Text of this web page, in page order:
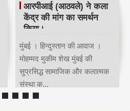
श्री सिद्धिविनायक मंदिर
ट्रस्ट ने सचिन तेंदुलकर का
सम्मान किया।
मुंबई । हिन्दुस्तान की आवाज ।
मोहम्मद मुकीम शेख भारतीय क्रिकेट
के भगवान कहे जाने वाले देश के
मह...